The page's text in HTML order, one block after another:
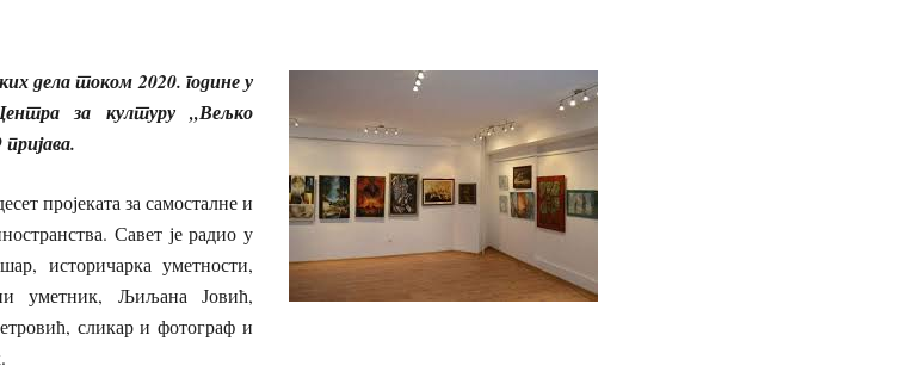
дела током 2020. године у
за културу „Вељко
пројеката за самосталне и
Савет је радио у
историчарка уметности,
уметник, Љиљана Јовић,
сликар и фотограф и